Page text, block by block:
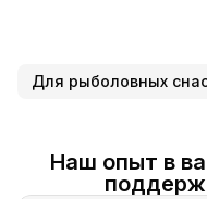
Для рыболовных
Наш опыт в